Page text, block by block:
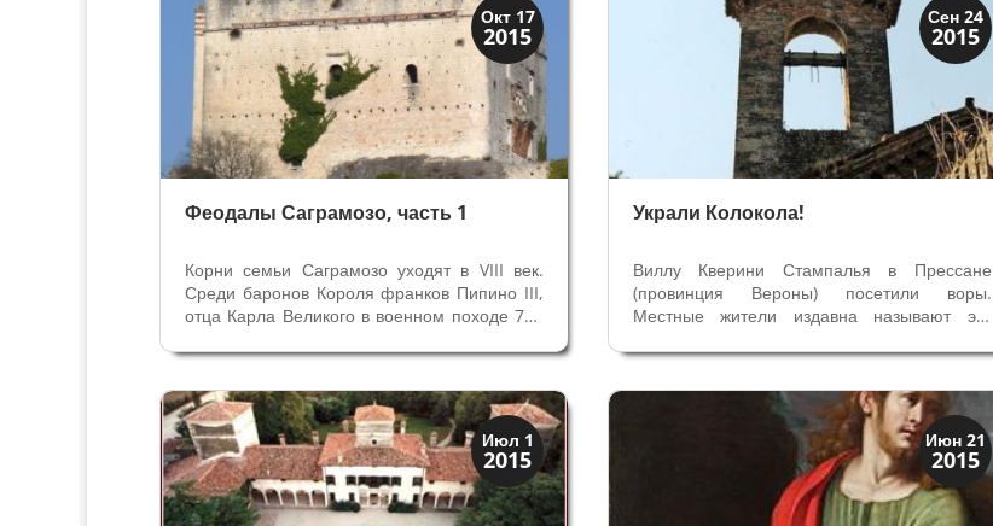
Окт 17
2015
Верона
Веронцы
Феодалы Саграмозо, часть 1
Корни семьи Саграмозо уходят в VIII век.
Среди баронов Короля франков Пипино III,
отца Карла Великого в военном походе 754
Галтела Де Кастель Дуццо Де Гальта Де
Луго». Именно его Пипино оставил на
завоеванных территориях между...
Июл 1
2015
Виллы и дворцы
Скрытая Верона
в частных...
Сен 24
2015
Виллы и дворцы
Скрытая Верона
Украли Колокола!
Виллу Кверини Стампалья в Прессане
(провинция Вероны) посетили воры.
Местные жители издавна называют эту
господском особняке - главном здании
виллы. Внимание воров, на этот раз,
привлекли не произведения искусств на
Июн 21
2015
Венецианская
Верона